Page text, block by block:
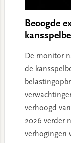
Beoogde
De monitor
de
verhoogd
2026 verder
verhogingen